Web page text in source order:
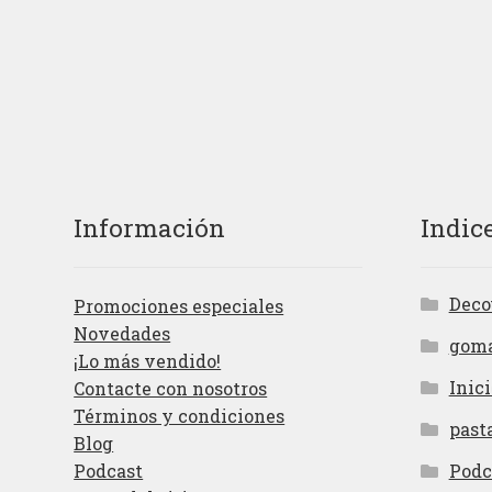
Información
Promociones especiales
Novedades
¡Lo más vendido!
Contacte con nosotros
Términos y condiciones
Blog
Podcast